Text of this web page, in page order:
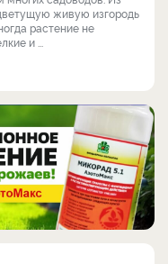
живую изгородь
растение не
и ...